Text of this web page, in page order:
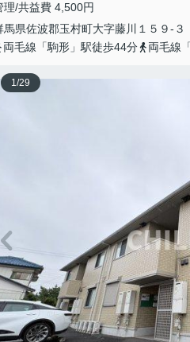
理/共益費 4,500円
馬県佐波郡玉村町大字藤川
１５９-３
両毛線「駒形」駅徒歩44分
両毛線
1/29